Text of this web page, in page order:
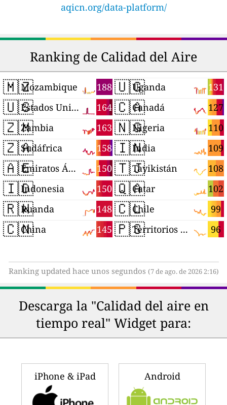
aqicn.org/data-platform/
Ranking de Calidad del Aire
🇲🇿 188
Mozambique
🇺🇸 164
Estados Unidos
🇿🇲 163
Zambia
🇿🇦 158
Sudáfrica
🇦🇪 150
Emiratos Árabes Unidos
🇮🇩 150
Indonesia
🇷🇼 148
Ruanda
🇨🇳 145
China
🇺🇬 131
Uganda
🇨🇦 127
Canadá
🇳🇬 110
Nigeria
🇮🇳 109
India
🇹🇯 108
Tayikistán
🇶🇦 102
Catar
🇨🇱 99
Chile
🇵🇸 96
Territorios Palestinos
Ranking updated hace unos segundos (7 de ago. de 2026 2:16)
Descarga la "Calidad del aire en
tiempo real" Widget para:
iPhone & iPad Android